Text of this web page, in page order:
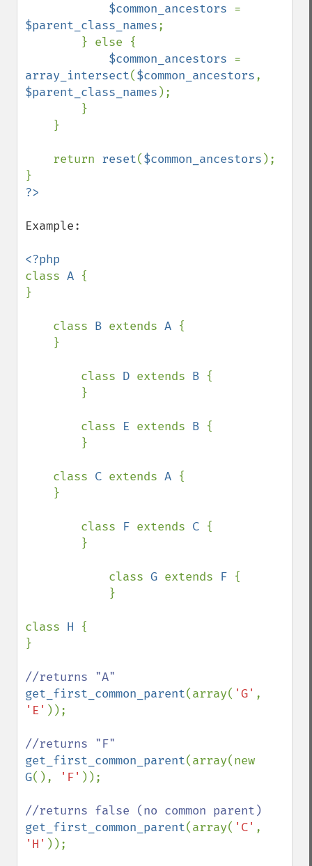
$common_ancestors
$parent_class_names;
$common_ancestors
array_intersect($common_ancestors
$parent_class_names );
    return
reset($common_ancestors );
Example:
class A {
}
    class
B extends A {
        class
D extends B {
        class
E extends B {
    class
C extends A {
        class
F extends C {
            class
G extends F {
class H {
}
get_first_common_parent(array( 'G'
'E' ));
get_first_common_parent
G(), 'F' ));
get_first_common_parent(array( 'C'
'H' ));